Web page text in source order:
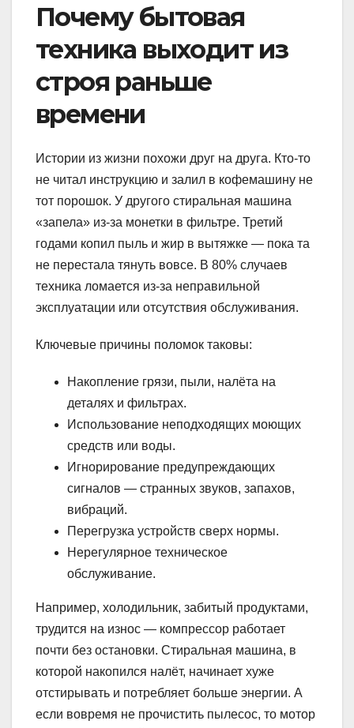
Почему бытовая
техника выходит из
строя раньше
времени
Истории из жизни похожи друг на друга. Кто-то
не читал инструкцию и залил в кофемашину не
тот порошок. У другого стиральная машина
«запела» из-за монетки в фильтре. Третий
годами копил пыль и жир в вытяжке — пока та
не перестала тянуть вовсе. В 80% случаев
техника ломается из-за неправильной
эксплуатации или отсутствия обслуживания.
Ключевые причины поломок таковы:
Накопление грязи, пыли, налёта на
деталях и фильтрах.
Использование неподходящих моющих
средств или воды.
Игнорирование предупреждающих
сигналов — странных звуков, запахов,
вибраций.
Перегрузка устройств сверх нормы.
Нерегулярное техническое
обслуживание.
Например, холодильник, забитый продуктами,
трудится на износ — компрессор работает
почти без остановки. Стиральная машина, в
которой накопился налёт, начинает хуже
отстирывать и потребляет больше энергии. А
если вовремя не прочистить пылесос, то мотор